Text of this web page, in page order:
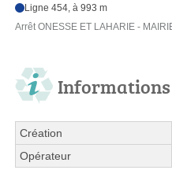
Ligne 454, à 993 m
Arrêt ONESSE ET LAHARIE -
Informations
Création
Opérateur